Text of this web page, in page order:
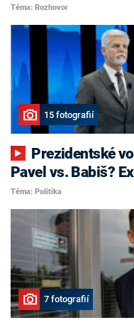
Téma: Rozhovor
15 fotografií
Pavel vs. Babiš?
Téma: Politika
7 fotografií